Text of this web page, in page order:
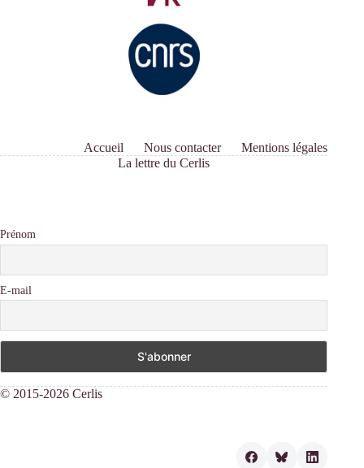
Accueil Nous contacter
Mentions légales
La lettre du Cerlis
Prénom
E-mail
© 2015-2026 Cerlis